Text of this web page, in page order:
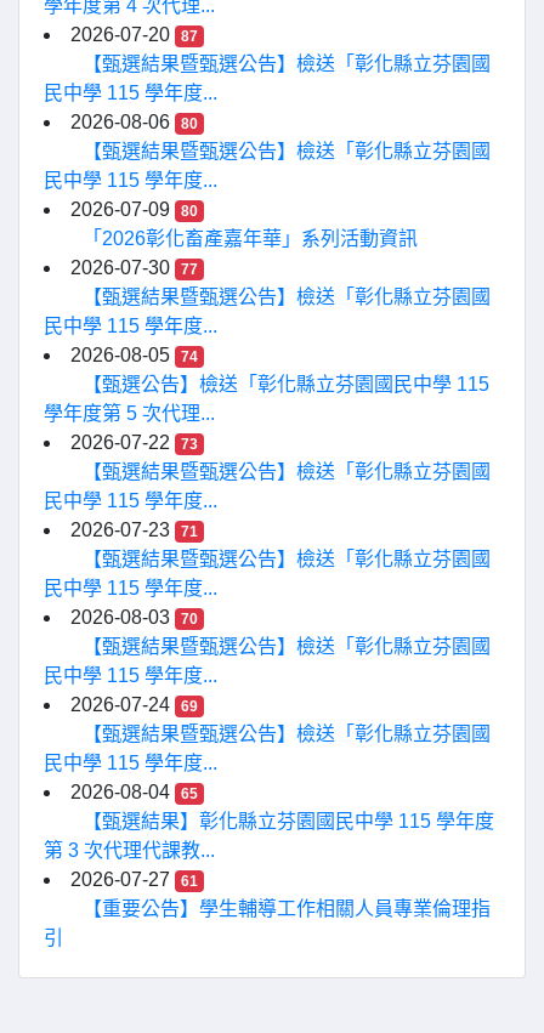
學年度第 4 次代理...
2026-07-20
87
【甄選結果暨甄選公告】檢送「彰化縣立芬園國
民中學 115 學年度...
2026-08-06
80
【甄選結果暨甄選公告】檢送「彰化縣立芬園國
民中學 115 學年度...
2026-07-09
80
「2026彰化畜產嘉年華」系列活動資訊
2026-07-30
77
【甄選結果暨甄選公告】檢送「彰化縣立芬園國
民中學 115 學年度...
2026-08-05
74
【甄選公告】檢送「彰化縣立芬園國民中學 115
學年度第 5 次代理...
2026-07-22
73
【甄選結果暨甄選公告】檢送「彰化縣立芬園國
民中學 115 學年度...
2026-07-23
71
【甄選結果暨甄選公告】檢送「彰化縣立芬園國
民中學 115 學年度...
2026-08-03
70
【甄選結果暨甄選公告】檢送「彰化縣立芬園國
民中學 115 學年度...
2026-07-24
69
【甄選結果暨甄選公告】檢送「彰化縣立芬園國
民中學 115 學年度...
2026-08-04
65
【甄選結果】彰化縣立芬園國民中學 115 學年度
第 3 次代理代課教...
2026-07-27
61
【重要公告】學生輔導工作相關人員專業倫理指
引